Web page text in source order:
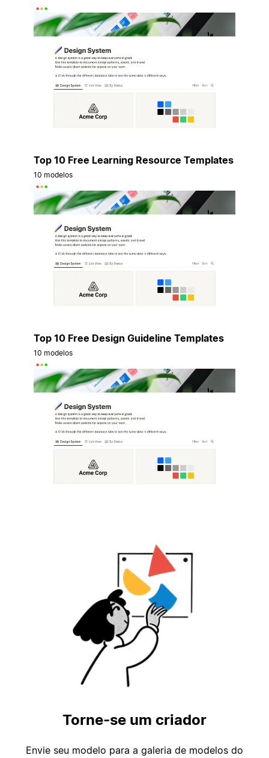
Top 10 Free Learning Resource Templates
10 modelos
Top 10 Free Design Guideline Templates
10 modelos
Torne-se um criador
Envie seu modelo para a galeria de modelos do